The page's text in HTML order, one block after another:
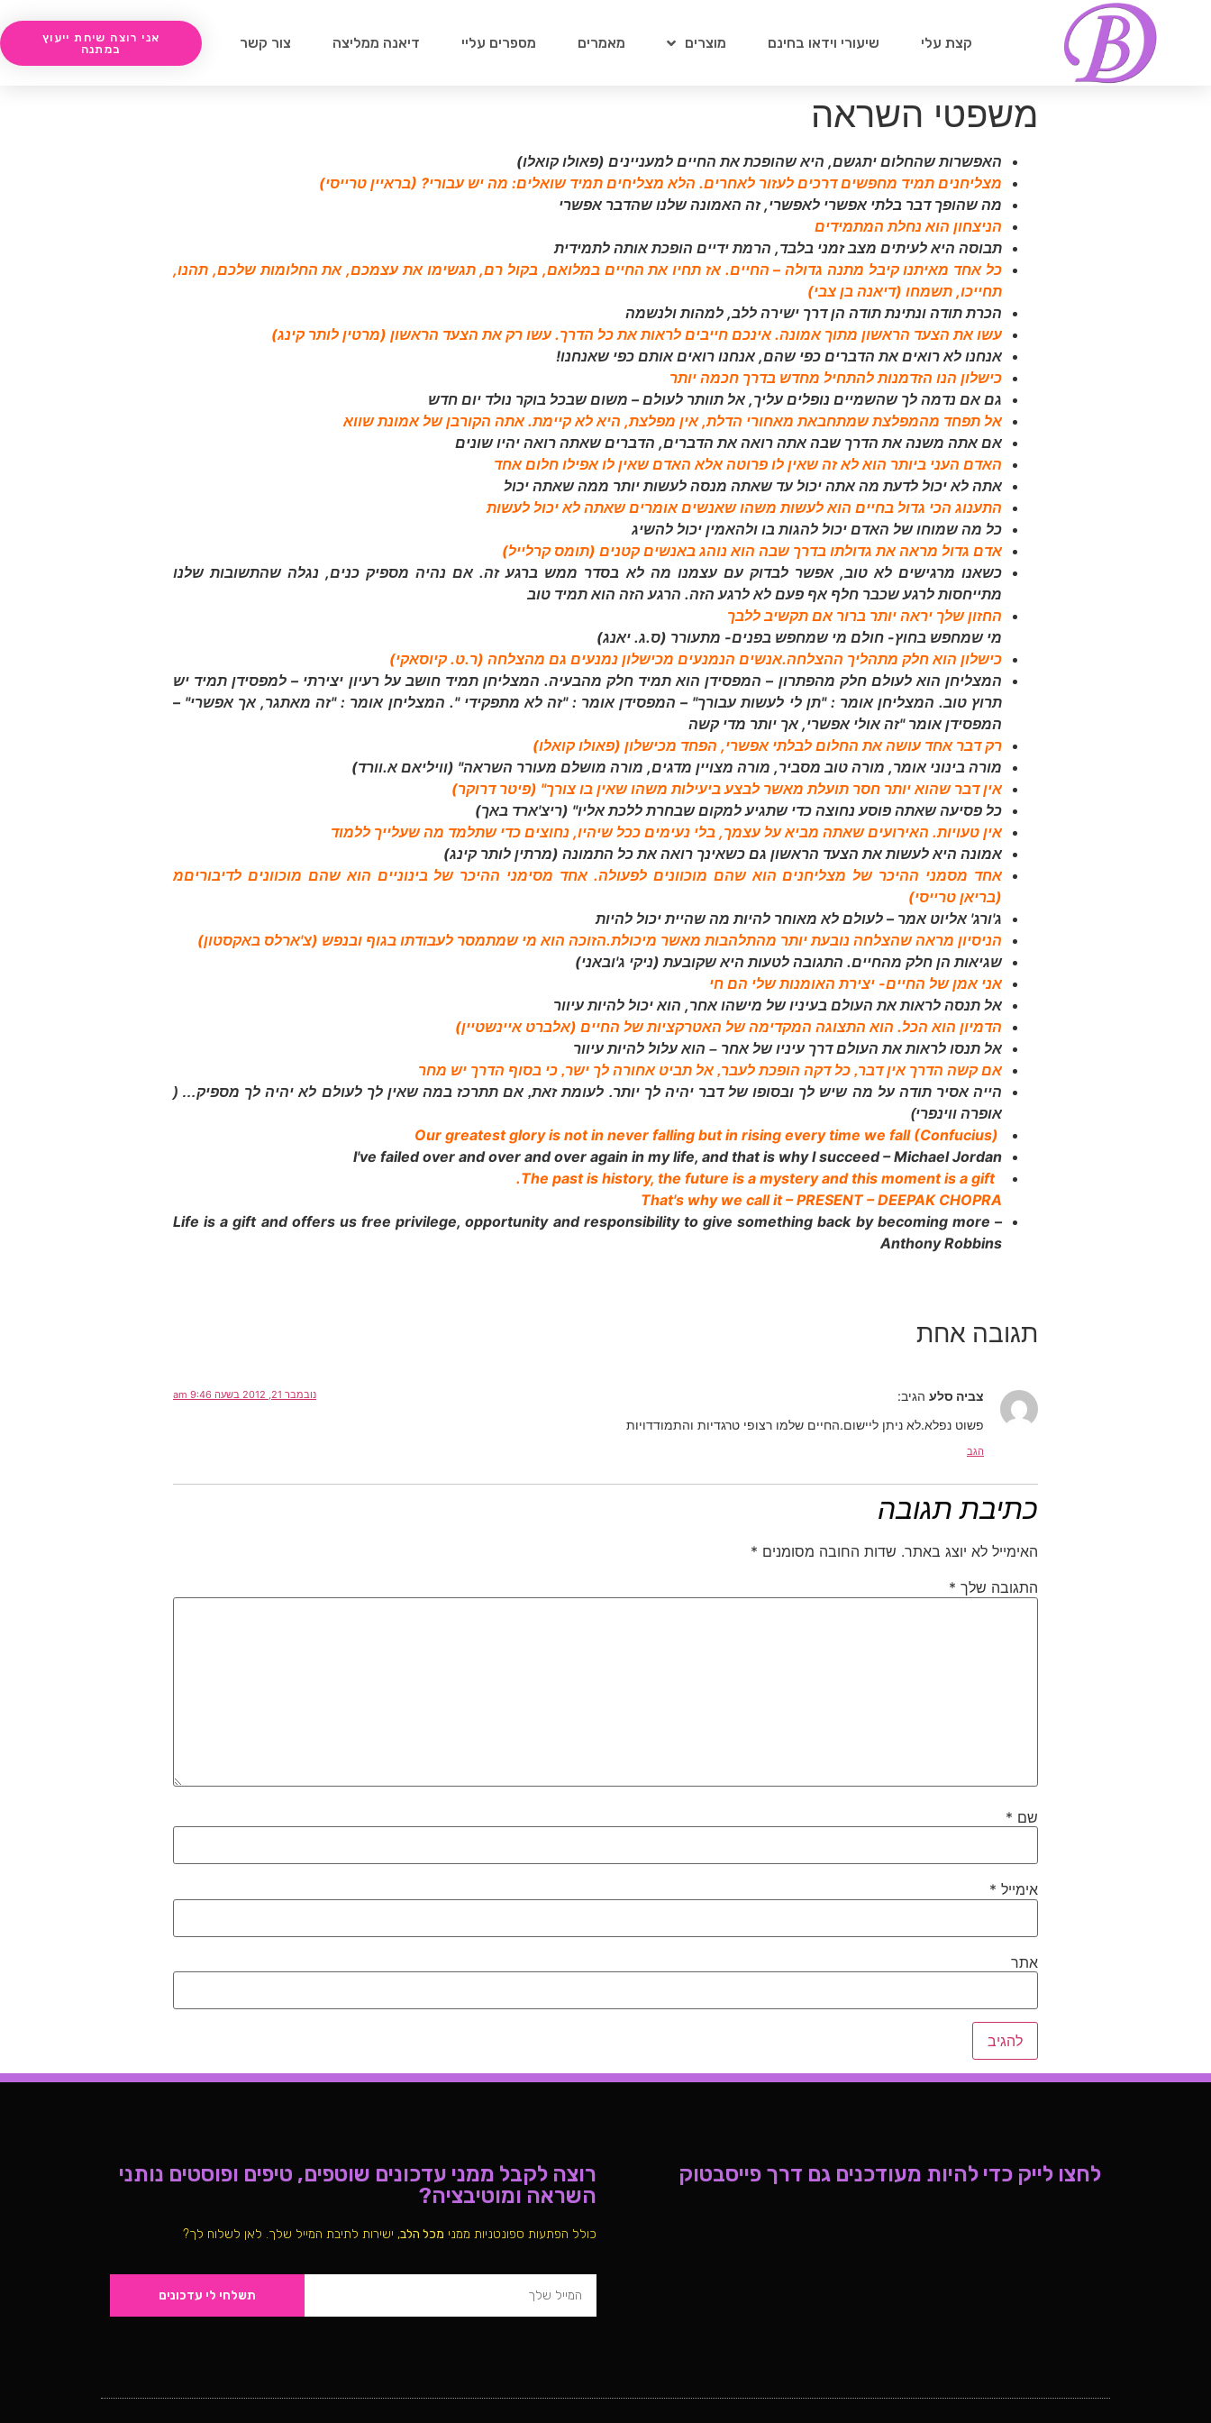
קצת עלי שיעורי וידאו בחינם מוצרים מאמרים מספרים עליי דיאנה ממליצה צור קשר
אני רוצה שיחת ייעוץ
במתנה
משפטי השראה
האפשרות שהחלום יתגשם, היא שהופכת את החיים למעניינים (פאולו קואלו)
מצליחנים תמיד מחפשים דרכים לעזור לאחרים. הלא מצליחים תמיד שואלים: מה יש עבורי? (בראיין טרייסי)
מה שהופך דבר בלתי אפשרי לאפשרי, זה האמונה שלנו שהדבר אפשרי
הניצחון הוא נחלת המתמידים
תבוסה היא לעיתים מצב זמני בלבד, הרמת ידיים הופכת אותה לתמידית
כל אחד מאיתנו קיבל מתנה גדולה – החיים. אז תחיו את החיים במלואם, בקול רם, תגשימו את עצמכם, את החלומות שלכם, תהנו,
תחייכו, תשמחו (דיאנה בן צבי)
הכרת תודה ונתינת תודה הן דרך ישירה ללב, למהות ולנשמה
עשו את הצעד הראשון מתוך אמונה. אינכם חייבים לראות את כל הדרך. עשו רק את הצעד הראשון (מרטין לותר קינג)
אנחנו לא רואים את הדברים כפי שהם, אנחנו רואים אותם כפי שאנחנו!
כישלון הנו הזדמנות להתחיל מחדש בדרך חכמה יותר
גם אם נדמה לך שהשמיים נופלים עליך, אל תוותר לעולם – משום שבכל בוקר נולד יום חדש
אל תפחד מהמפלצת שמתחבאת מאחורי הדלת, אין מפלצת, היא לא קיימת. אתה הקורבן של אמונת שווא
אם אתה משנה את הדרך שבה אתה רואה את הדברים, הדברים שאתה רואה יהיו שונים
האדם העני ביותר הוא לא זה שאין לו פרוטה אלא האדם שאין לו אפילו חלום אחד
אתה לא יכול לדעת מה אתה יכול עד שאתה מנסה לעשות יותר ממה שאתה יכול
התענוג הכי גדול בחיים הוא לעשות משהו שאנשים אומרים שאתה לא יכול לעשות
כל מה שמוחו של האדם יכול להגות בו ולהאמין יכול להשיג
אדם גדול מראה את גדולתו בדרך שבה הוא נוהג באנשים קטנים (תומס קרלייל)
כשאנו מרגישים לא טוב, אפשר לבדוק עם עצמנו מה לא בסדר ממש ברגע זה. אם נהיה מספיק כנים, נגלה שהתשובות שלנו
מתייחסות לרגע שכבר חלף אף פעם לא לרגע הזה. הרגע הזה הוא תמיד טוב
החזון שלך יראה יותר ברור אם תקשיב ללבך
מי שמחפש בחוץ- חולם מי שמחפש בפנים- מתעורר (ס.ג. יאנג)
כישלון הוא חלק מתהליך ההצלחה.אנשים הנמנעים מכישלון נמנעים גם מהצלחה (ר.ט. קיוסאקי)
המצליחן הוא לעולם חלק מהפתרון – המפסידן הוא תמיד חלק מהבעיה. המצליחן תמיד חושב על רעיון יצירתי – למפסידן תמיד יש
תרוץ טוב. המצליחן אומר : "תן לי לעשות עבורך" – המפסידן אומר : "זה לא מתפקידי ". המצליחן אומר : "זה מאתגר, אך אפשרי" –
המפסידן אומר "זה אולי אפשרי, אך יותר מדי קשה
רק דבר אחד עושה את החלום לבלתי אפשרי, הפחד מכישלון (פאולו קואלו)
מורה בינוני אומר, מורה טוב מסביר, מורה מצויין מדגים, מורה מושלם מעורר השראה" (וויליאם א.וורד)
אין דבר שהוא יותר חסר תועלת מאשר לבצע ביעילות משהו שאין בו צורך" (פיטר דרוקר)
כל פסיעה שאתה פוסע נחוצה כדי שתגיע למקום שבחרת ללכת אליו" (ריצ'ארד באך)
אין טעויות. האירועים שאתה מביא על עצמך, בלי נעימים ככל שיהיו, נחוצים כדי שתלמד מה שעלייך ללמוד
אמונה היא לעשות את הצעד הראשון גם כשאינך רואה את כל התמונה (מרתין לותר קינג)
אחד מסמני ההיכר של מצליחנים הוא שהם מוכוונים לפעולה. אחד מסימני ההיכר של בינוניים הוא שהם מוכוונים לדיבוריםמ
(בריאן טרייסי)
ג'ורג' אליוט אמר – לעולם לא מאוחר להיות מה שהיית יכול להיות
הניסיון מראה שהצלחה נובעת יותר מהתלהבות מאשר מיכולת.הזוכה הוא מי שמתמסר לעבודתו בגוף ובנפש (צ'ארלס באקסטון)
שגיאות הן חלק מהחיים. התגובה לטעות היא שקובעת (ניקי ג'ובאני)
אני אמן של החיים- יצירת האומנות שלי הם חי
אל תנסה לראות את העולם בעיניו של מישהו אחר, הוא יכול להיות עיוור
הדמיון הוא הכל. הוא התצוגה המקדימה של האטרקציות של החיים (אלברט איינשטיין)
אל תנסו לראות את העולם דרך עיניו של אחר – הוא עלול להיות עיוור
אם קשה הדרך אין דבר, כל דקה הופכת לעבר, אל תביט אחורה לך ישר, כי בסוף הדרך יש מחר
הייה אסיר תודה על מה שיש לך ובסופו של דבר יהיה לך יותר. לעומת זאת, אם תתרכז במה שאין לך לעולם לא יהיה לך מספיק… (
אופרה ווינפרי)
Our greatest glory is not in never falling but in rising every time we fall (Confucius)
I've failed over and over and over again in my life, and that is why I succeed – Michael Jordan
The past is history, the future is a mystery and this moment is a gift.
That's why we call it – PRESENT – DEEPAK CHOPRA
Life is a gift and offers us free privilege, opportunity and responsibility to give something back by becoming more –
Anthony Robbins
תגובה אחת
צביה סלע הגיב: נובמבר 21, 2012 בשעה 9:46 am
פשוט נפלא.לא ניתן ליישום.החיים שלמו רצופי טרגדיות והתמודדויות
הגב
כתיבת תגובה
האימייל לא יוצג באתר. שדות החובה מסומנים *
התגובה שלך *
שם *
אימייל *
אתר
לחצו לייק כדי להיות מעודכנים גם דרך פייסבטוק
רוצה לקבל ממני עדכונים שוטפים, טיפים ופוסטים נותני
השראה ומוטיבציה?
כולל הפתעות ספונטניות ממני מכל הלב, ישירות לתיבת המייל שלך. לאן לשלוח לך?
תשלחי לי עדכונים